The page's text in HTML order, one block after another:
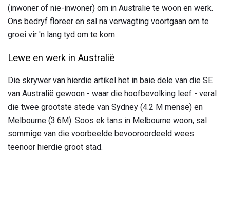
(inwoner of nie-inwoner) om in Australië te woon en werk.
Ons bedryf floreer en sal na verwagting voortgaan om te
groei vir 'n lang tyd om te kom.
Lewe en werk in Australië
Die skrywer van hierdie artikel het in baie dele van die SE
van Australië gewoon - waar die hoofbevolking leef - veral
die twee grootste stede van Sydney (4.2 M mense) en
Melbourne (3.6M). Soos ek tans in Melbourne woon, sal
sommige van die voorbeelde bevooroordeeld wees
teenoor hierdie groot stad.